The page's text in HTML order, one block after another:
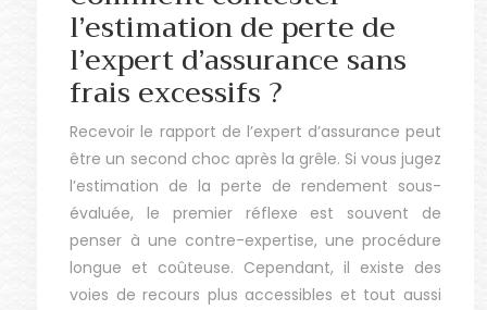
l’estimation de perte de
l’expert d’assurance sans
frais excessifs ?
Recevoir le rapport de l’expert d’assurance peut
être un second choc après la grêle. Si vous jugez
l’estimation de la perte de rendement sous-
évaluée, le premier réflexe est souvent de
penser à une contre-expertise, une procédure
longue et coûteuse. Cependant, il existe des
voies de recours plus accessibles et tout aussi